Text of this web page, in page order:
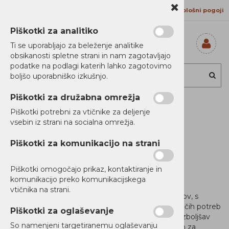
Splošni pogoji
Prijavi se
geslo?
Prednosti IBM Clouda. Svoboda.
Znanje. Strokovnost.
♦Pripravljen za umetno inteligenco.
♦IBM Cloud je oblak za poslovanje.
IBM je globalni vodja na področju poslovnih oblakov, s
platformo, zasnovano za zadovoljevanje naraščajočih potreb
podjetij in družbe. Premikajoč se preko preteklih izboljšav
produktivnosti in stroškov, je IBM Cloud prilagojen za
Piškotki za analitiko
Ti se uporabljajo za beleženje analitike
obsikanosti spletne strani in nam zagotavljajo
podatke na podlagi katerih lahko zagotovimo
boljšo uporabniško izkušnjo.
Piškotki za družabna omrežja
Piškotki potrebni za vtičnike za deljenje
vsebin iz strani na socialna omrežja.
Piškotki za komunikacijo na strani
Piškotki omogočajo prikaz, kontaktiranje in
komunikacijo preko komunikacijskega
vtičnika na strani.
Piškotki za oglaševanje
So namenjeni targetiranemu oglaševanju